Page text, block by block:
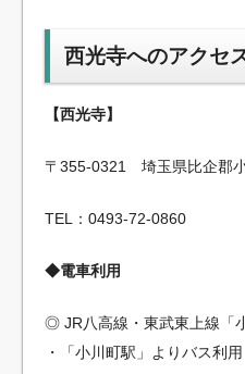
西光寺へのアクセ
【西光寺】
〒355-0321 埼玉県比企郡
TEL：0493-72-0860
◆電車利用
◎ JR八高線・東武東上線「
・「小川町駅」よりバス利用